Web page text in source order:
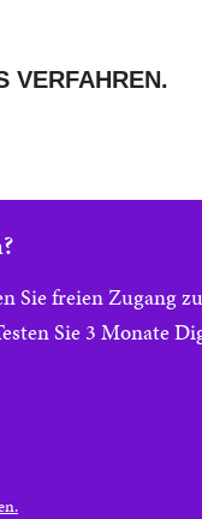
VERFAHREN.
Sie freien Zugang
Sie 3 Monate